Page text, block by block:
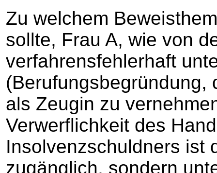
Zu welchem
sollte, Frau A, wie von
verfahrensfehlerhaft
(Berufungsbegründung,
als Zeugin zu
Verwerflichkeit des
Insolvenzschuldners ist
zugänglich, sondern